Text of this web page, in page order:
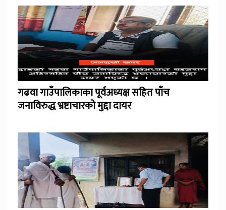
गढवा गाउँपालिकाका पूर्वअध्यक्ष सहित पाँच
जनाविरुद्ध भ्रष्टाचारको मुद्दा दायर